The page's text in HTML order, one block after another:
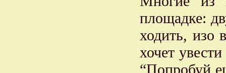
площадке:
ходить, изо
хочет
“Попробуй